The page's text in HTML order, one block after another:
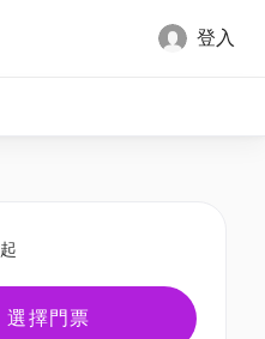
登入
起
選擇門票